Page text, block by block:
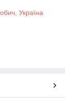
Україна